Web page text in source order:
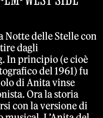
Notte delle Stelle con
dagli
In principio (e cioè
del 1961) fu
di Anita vinse
Ora la storia
con la versione di